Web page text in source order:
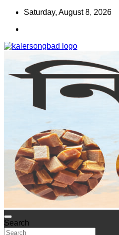
Skip
content
Saturday, August 8, 2026
কালের সংবাদ
www.kalersongbad.com
Search